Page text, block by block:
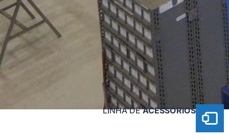
LINHA DEACESSÓRIOS